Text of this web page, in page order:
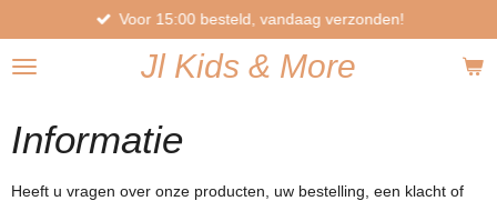
direct
naar
JlKids & More
Voor 15:00 besteld, vandaag verzonden!
Informatie
Heeft u vragen over onze producten, uw bestelling, een klacht of